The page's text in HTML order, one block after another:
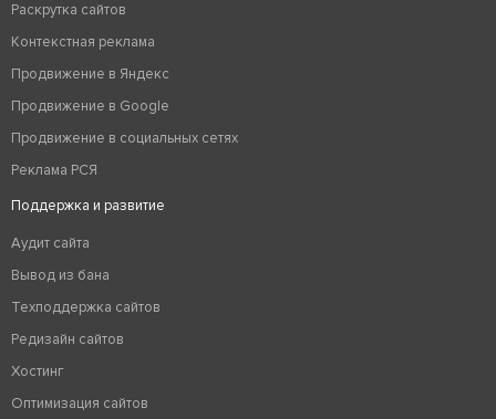
Раскрутка сайтов
Контекстная реклама
Продвижение в Яндекс
Продвижение в Google
Продвижение в социальных сетях
Реклама РСЯ
Поддержка и развитие
Аудит сайта
Вывод из бана
Техподдержка сайтов
Редизайн сайтов
Хостинг
Оптимизация сайтов